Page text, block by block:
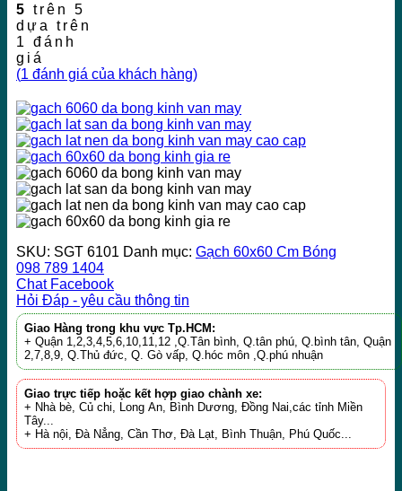
5 trên 5
dựa trên
1
đánh
giá
(1 đánh giá của khách hàng)
SKU: SGT 6101 Danh mục: Gạch 60x60 Cm Bóng
098 789 1404
Chat Facebook
Hỏi Đáp - yêu cầu thông tin
Giao Hàng trong khu vực Tp.HCM:
+ Quận 1,2,3,4,5,6,10,11,12 ,Q.Tân bình, Q.tân phú, Q.bình tân, Quận
2,7,8,9, Q.Thủ đức, Q. Gò vấp, Q.hóc môn ,Q.phú nhuận
Giao trực tiếp hoặc kết hợp giao chành xe:
+ Nhà bè, Củ chi, Long An, Bình Dương, Đồng Nai,các tỉnh Miền
Tây...
+ Hà nội, Đà Nẳng, Cần Thơ, Đà Lạt, Bình Thuận, Phú Quốc...